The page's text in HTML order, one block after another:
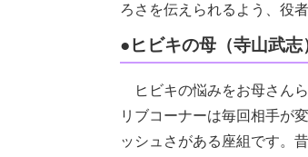
ろさを伝えられるよう、役
●ヒビキの母（寺山武志
ヒビキの悩みをお母さん
リブコーナーは毎回相手が
ッシュさがある座組です。